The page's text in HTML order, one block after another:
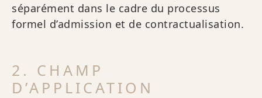
séparément dans le cadre du processus
formel d’admission et de contractualisation.
2. CHAMP
D’APPLICATION